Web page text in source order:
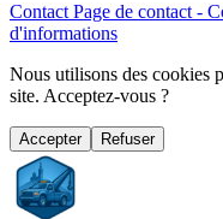
Contact Page de contact -
d'informations
Nous utilisons des cookies
site. Acceptez-vous ?
Accepter Refuser